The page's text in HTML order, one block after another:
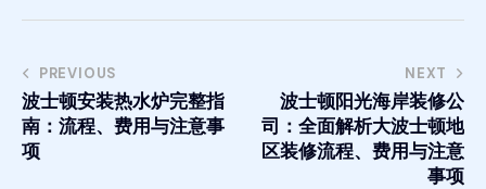
PREVIOUS
波士顿安装热水炉完整指
南：流程、费用与注意事
项
NEXT
波士顿阳光海岸装修公
司：全面解析大波士顿地
区装修流程、费用与注意
事项